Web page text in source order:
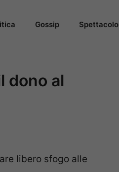
Gossip Spettacolo
dono al
libero sfogo alle